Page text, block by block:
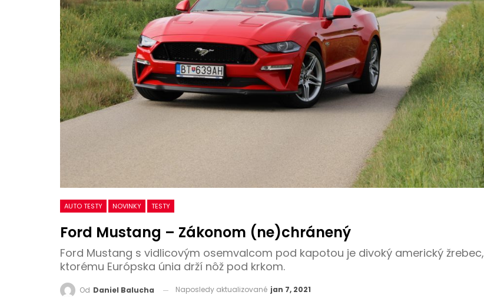
AUTO TESTY NOVINKY TESTY
Ford Mustang – Zákonom (ne)chránený
Ford Mustang s vidlicovým osemvalcom pod kapotou je divoký americký žrebec,
ktorému Európska únia drží nôž pod krkom.
Od Daniel Balucha Naposledy aktualizované jan 7, 2021